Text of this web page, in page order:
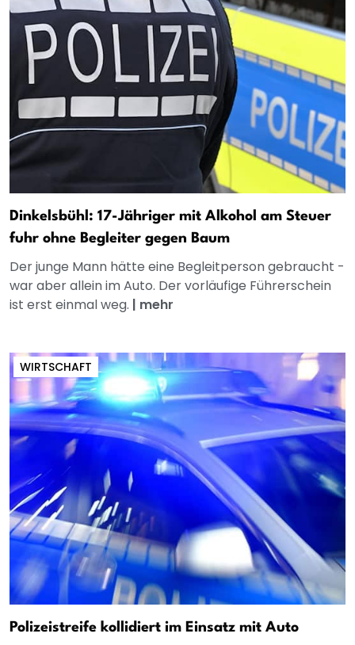
Dinkelsbühl: 17-Jähriger mit Alkohol am Steuer
fuhr ohne Begleiter gegen Baum
Der junge Mann hätte eine Begleitperson gebraucht -
war aber allein im Auto. Der vorläufige Führerschein
ist erst einmal weg. | mehr
WIRTSCHAFT
Polizeistreife kollidiert im Einsatz mit Auto